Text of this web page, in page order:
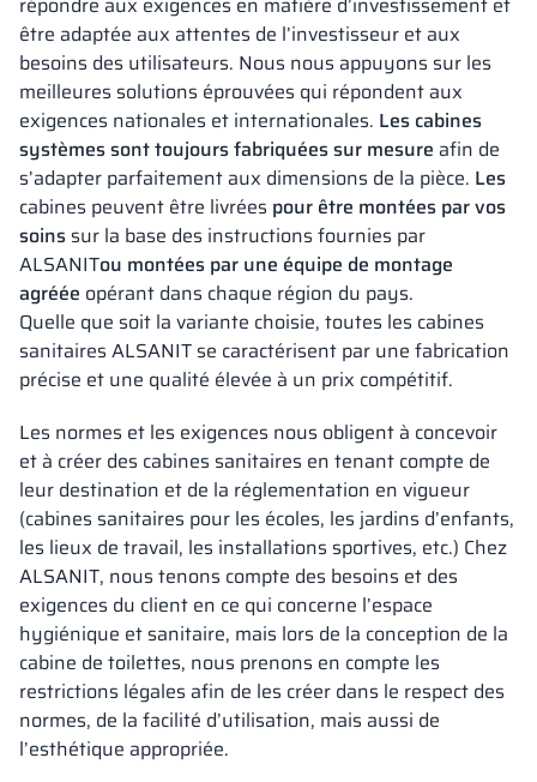
être adaptée aux attentes de l’investisseur et aux
besoins des utilisateurs. Nous nous appuyons sur les
meilleures solutions éprouvées qui répondent aux
exigences nationales et internationales. Les cabines
systèmes sont toujours fabriquées sur mesure afin de
s’adapter parfaitement aux dimensions de la pièce. Les
cabines peuvent être livrées pour être montées par vos
soins sur la base des instructions fournies par
ALSANITou montées par une équipe de montage
agréée opérant dans chaque région du pays.
Quelle que soit la variante choisie, toutes les cabines
sanitaires ALSANIT se caractérisent par une fabrication
précise et une qualité élevée à un prix compétitif.
Les normes et les exigences nous obligent à concevoir
et à créer des cabines sanitaires en tenant compte de
leur destination et de la réglementation en vigueur
(cabines sanitaires pour les écoles, les jardins d’enfants,
les lieux de travail, les installations sportives, etc.) Chez
ALSANIT, nous tenons compte des besoins et des
exigences du client en ce qui concerne l’espace
hygiénique et sanitaire, mais lors de la conception de la
cabine de toilettes, nous prenons en compte les
restrictions légales afin de les créer dans le respect des
normes, de la facilité d’utilisation, mais aussi de
l’esthétique appropriée.